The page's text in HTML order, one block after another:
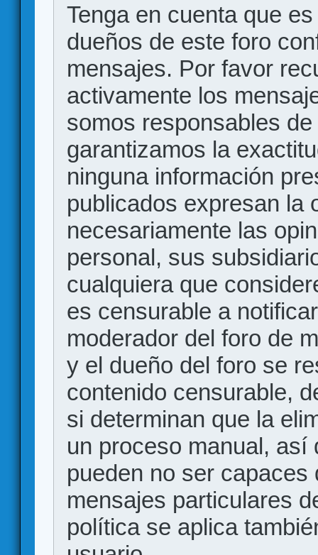
Tenga en cuenta que
dueños de este foro
mensajes. Por favor
activamente los
somos responsables
garantizamos la
ninguna información
publicados expresan la
necesariamente las
personal, sus
cualquiera que
es censurable a
moderador del foro de
y el dueño del foro se
contenido censurable,
si determinan que la
un proceso manual, así
pueden no ser
mensajes particulares
política se aplica